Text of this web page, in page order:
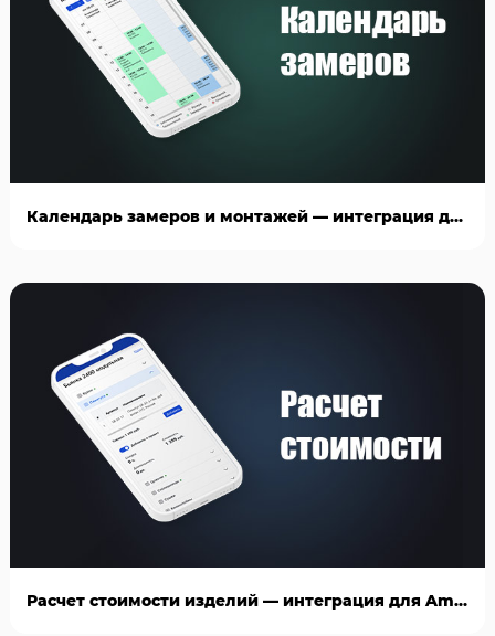
Календарь замеров и монтажей — интеграция для AmoCRM
Расчет стоимости изделий — интеграция для AmoCRM